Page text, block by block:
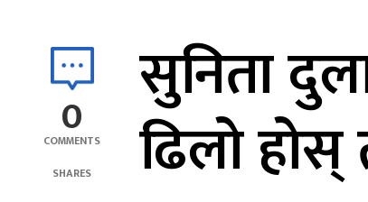
0
COMMENTS
SHARES
सुनिता
ढिलो होस्